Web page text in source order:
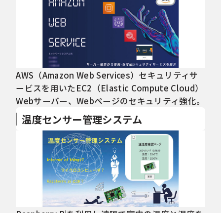
AWS（Amazon Web Services）セキュリティサ
ービスを用いたEC2（Elastic Compute Cloud）
Webサーバー、Webページのセキュリティ強化。
温度センサー管理システム